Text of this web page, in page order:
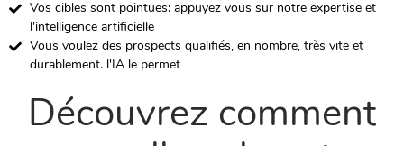
Vos cibles sont pointues: appuyez vous sur notre expertise et
l'intelligence artificielle
Vous voulez des prospects qualifiés, en nombre, très vite et
durablement. l'IA le permet
Découvrez comment